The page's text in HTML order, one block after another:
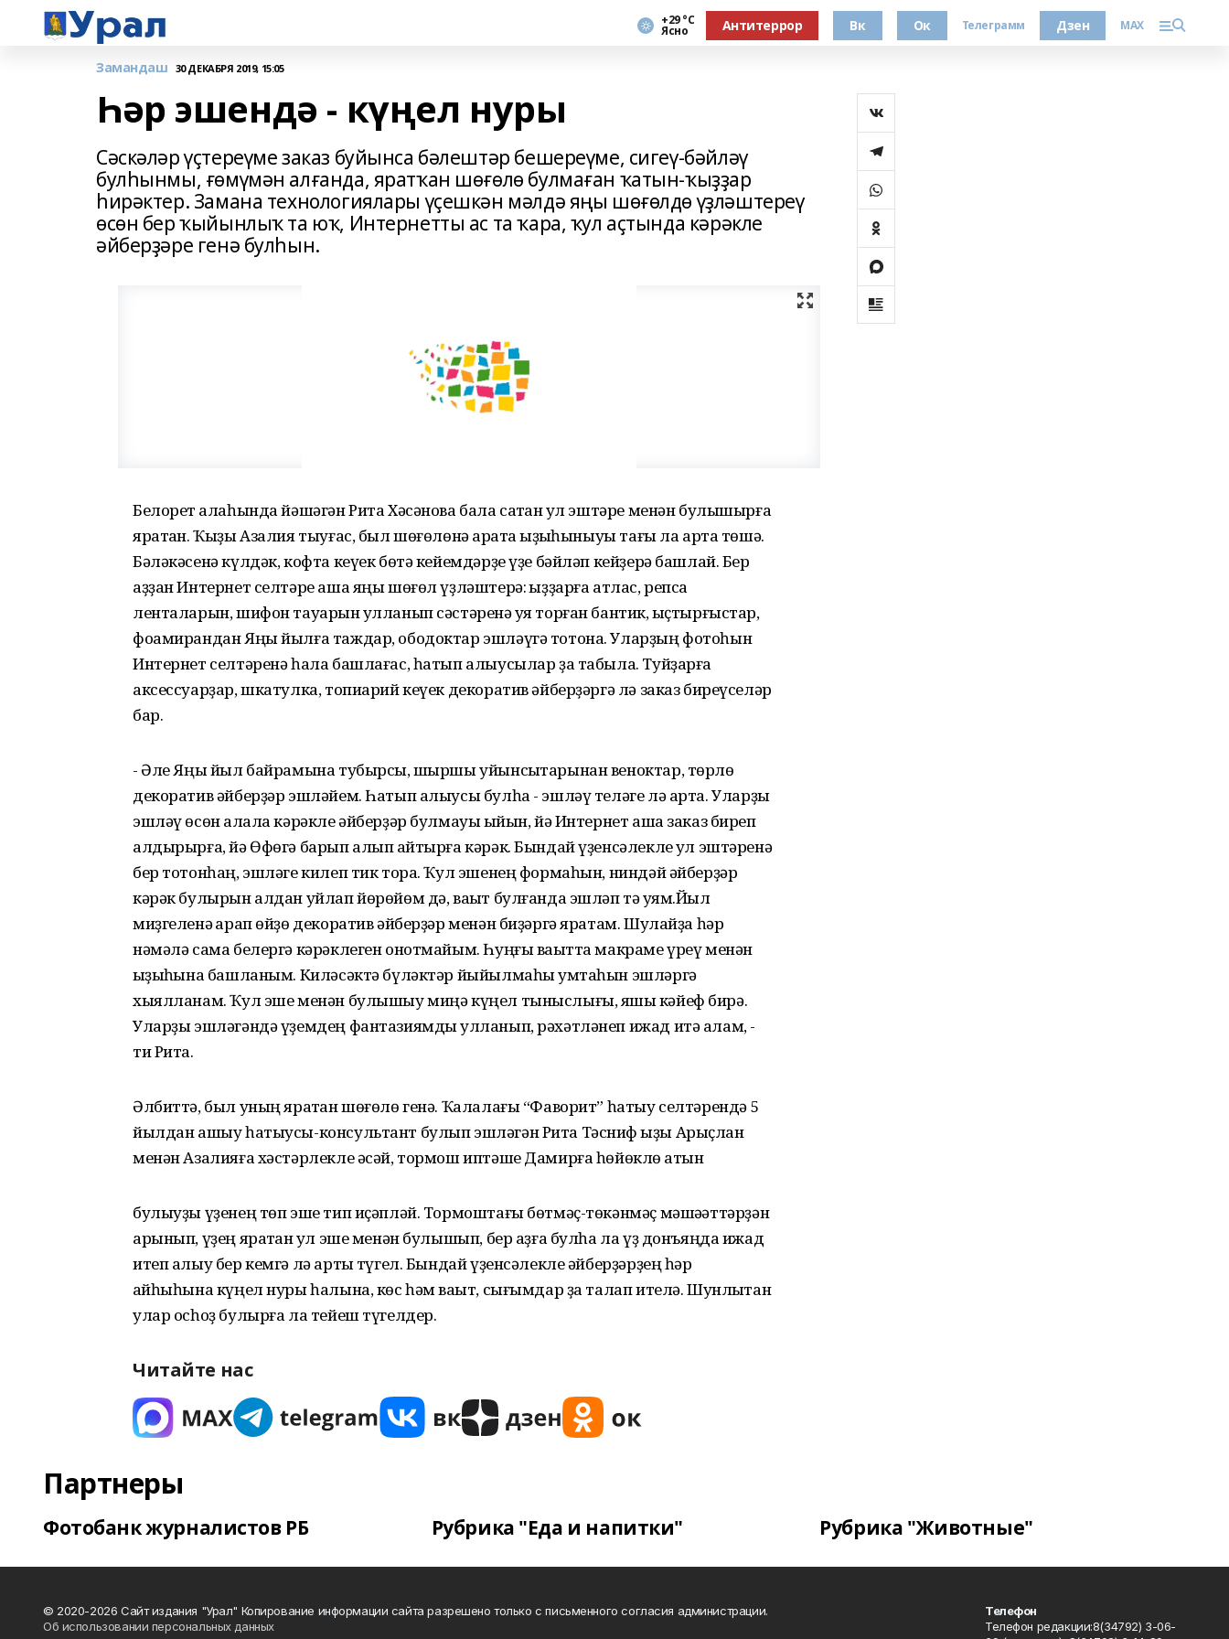
+29 °С
Ясно Антитеррор Вк Ок Телеграмм Дзен MAX
Замандаш 30 ДЕКАБРЯ 2019, 15:05
Һәр эшендә - күңел нуры
Сәскәләр үҫтереүме заказ буйынса бәлештәр бешереүме, сигеү-бәйләү
булһынмы, ғөмүмән алғанда, яратҡан шөғөлө булмаған ҡатын-ҡыҙҙар
һирәктер. Замана технологиялары үҫешкән мәлдә яңы шөғөлдө үҙләштереү
өсөн бер ҡыйынлыҡ та юҡ, Интернетты ас та ҡара, ҡул аҫтында кәрәкле
әйберҙәре генә булһын.
Белорет ҡалаһында йәшәгән Рита Хәсәнова бала саҡтан ҡул эштәре менән булышырға
яратҡан. Ҡыҙы Азалия тыуғас, был шөғөлөнә ҡарата ҡыҙыҡһыныуы тағы ла арта төшә.
Бәләкәсенә күлдәк, кофта кеүек бөтә кейемдәрҙе үҙе бәйләп кейҙерә башлай. Бер
аҙҙан Интернет селтәре аша яңы шөғөл үҙләштерә: ҡыҙҙарға атлас, репса
ленталарын, шифон тауарын ҡулланып сәстәренә ҡуя торған бантик, ҡыҫтырғыстар,
фоамирандан Яңы йылға таждар, ободоктар эшләүгә тотона. Уларҙың фотоһын
Интернет селтәренә һала башлағас, һатып алыусылар ҙа табыла. Туйҙарға
аксессуарҙар, шкатулка, топиарий кеүек декоратив әйберҙәргә лә заказ биреүселәр
бар.
- Әле Яңы йыл байрамына тубырсыҡ, шыршы уйынсыҡтарынан веноктар, төрлө
декоратив әйберҙәр эшләйем. Һатып алыусы булһа - эшләү теләге лә арта. Уларҙы
эшләү өсөн ҡалала кәрәкле әйберҙәр булмауы ҡыйын, йә Интернет аша заказ биреп
алдырырға, йә Өфөгә барып алып ҡайтырға кәрәк. Бындай үҙенсәлекле ҡул эштәренә
бер тотонһаң, эшләге килеп тик тора. Ҡул эшенең формаһын, ниндәй әйберҙәр
кәрәк булырын алдан уйлап йөрөйөм дә, ваҡыт булғанда эшләп тә ҡуям.Йыл
миҙгеленә ҡарап өйҙө декоратив әйберҙәр менән биҙәргә яратам. Шулайҙа һәр
нәмәлә сама белергә кәрәклеген онотмайым. Һуңғы ваҡытта макраме үреү менән
ҡыҙыҡһына башланым. Киләсәктә бүләктәр йыйылмаһы ҡумтаһын эшләргә
хыялланам. Ҡул эше менән булышыу миңә күңел тыныслығы, яҡшы кәйеф бирә.
Уларҙы эшләгәндә үҙемдең фантазиямды ҡулланып, рәхәтләнеп ижад итә алам, -
ти Рита.
Әлбиттә, был уның яратҡан шөғөлө генә. Ҡалалағы “Фаворит” һатыу селтәрендә 5
йылдан ашыу һатыусы-консультант булып эшләгән Рита Тәсниф ҡыҙы Арыҫлан
менән Азалияға хәстәрлекле әсәй, тормош иптәше Дамирға һөйөклө ҡатын
булыуҙы үҙенең төп эше тип иҫәпләй. Тормоштағы бөтмәҫ-төкәнмәҫ мәшәҡәттәрҙән
арынып, үҙең яратҡан ҡул эше менән булышып, бер аҙға булһа ла үҙ донъяңда ижад
итеп алыу бер кемгә лә артыҡ түгел. Бындай үҙенсәлекле әйберҙәрҙең һәр
ҡайһыһына күңел нуры һалына, көс һәм ваҡыт, сығымдар ҙа талап ителә. Шунлыҡтан
улар осһоҙ булырға ла тейеш түгелдер.
Читайте нас
Партнеры
Фотобанк журналистов РБ Рубрика "Еда и напитки" Рубрика "Животные"
© 2020-2026 Сайт издания "Урал" Копирование информации сайта разрешено только с письменного согласия администрации.
Об использовании персональных данных
Телефон
Телефон редакции:8(34792) 3-06-